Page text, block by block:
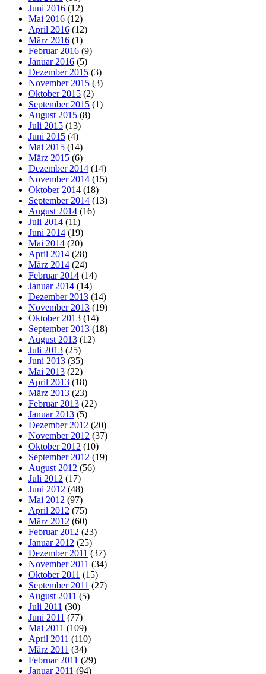
Juni 2016 (12)
Mai 2016 (12)
April 2016 (12)
März 2016 (1)
Februar 2016 (9)
Januar 2016 (5)
Dezember 2015 (3)
November 2015 (3)
Oktober 2015 (2)
September 2015 (1)
August 2015 (8)
Juli 2015 (13)
Juni 2015 (4)
Mai 2015 (14)
März 2015 (6)
Dezember 2014 (14)
November 2014 (15)
Oktober 2014 (18)
September 2014 (13)
August 2014 (16)
Juli 2014 (11)
Juni 2014 (19)
Mai 2014 (20)
April 2014 (28)
März 2014 (24)
Februar 2014 (14)
Januar 2014 (14)
Dezember 2013 (14)
November 2013 (19)
Oktober 2013 (14)
September 2013 (18)
August 2013 (12)
Juli 2013 (25)
Juni 2013 (35)
Mai 2013 (22)
April 2013 (18)
März 2013 (23)
Februar 2013 (22)
Januar 2013 (5)
Dezember 2012 (20)
November 2012 (37)
Oktober 2012 (10)
September 2012 (19)
August 2012 (56)
Juli 2012 (17)
Juni 2012 (48)
Mai 2012 (97)
April 2012 (75)
März 2012 (60)
Februar 2012 (23)
Januar 2012 (25)
Dezember 2011 (37)
November 2011 (34)
Oktober 2011 (15)
September 2011 (27)
August 2011 (5)
Juli 2011 (30)
Juni 2011 (77)
Mai 2011 (109)
April 2011 (110)
März 2011 (34)
Februar 2011 (29)
Januar 2011 (94)